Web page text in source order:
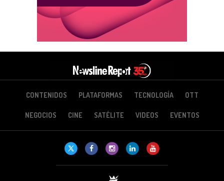
CONTENIDOS PLATAFORMAS TECNOLOGÍA OTT
NEGOCIOS CINE SATÉLITE VIDEOS EVENTOS